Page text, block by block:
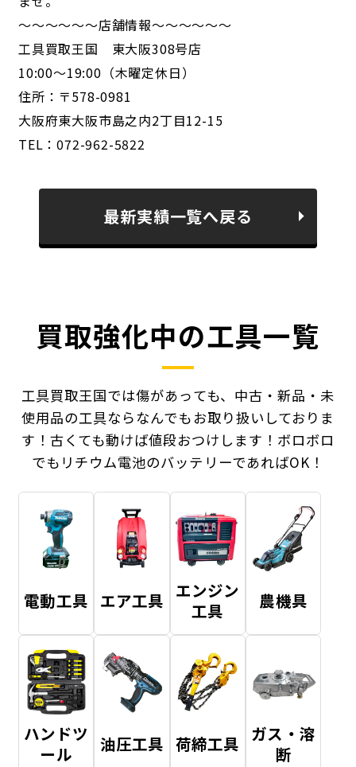
～～～～～～店舗情報～～～～～～
工具買取王国 東大阪308号店
10:00～19:00（木曜定休日）
住所：〒578-0981
大阪府東大阪市島之内2丁目12-15
TEL：072-962-5822
最新実績一覧へ戻る
買取強化中の工具一覧
工具買取王国では傷があっても、中古・新品・未
使用品の工具ならなんでもお取り扱いしておりま
す！ 古くても動けば値段おつけします！ボロボロ
でもリチウム電池のバッテリーであればOK！
電動工具 エア工具 エンジン
工具
農機具
ハンドツ
ール
油圧工具 荷締工具 ガス・溶
断